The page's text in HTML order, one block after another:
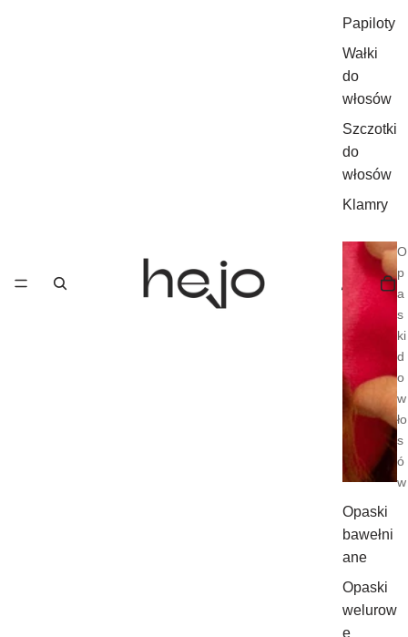
Papiloty
Wałki
do
włosów
Szczotki
do
włosów
Klamry
O
p
a
s
ki
d
o
w
ło
s
ó
w
Opaski
bawełni
ane
Opaski
welurow
e